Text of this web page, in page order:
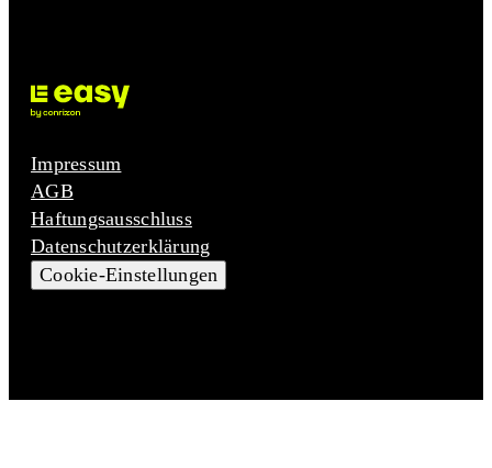
Impressum
AGB
Haftungsausschluss
Datenschutzerklärung
Cookie-Einstellungen